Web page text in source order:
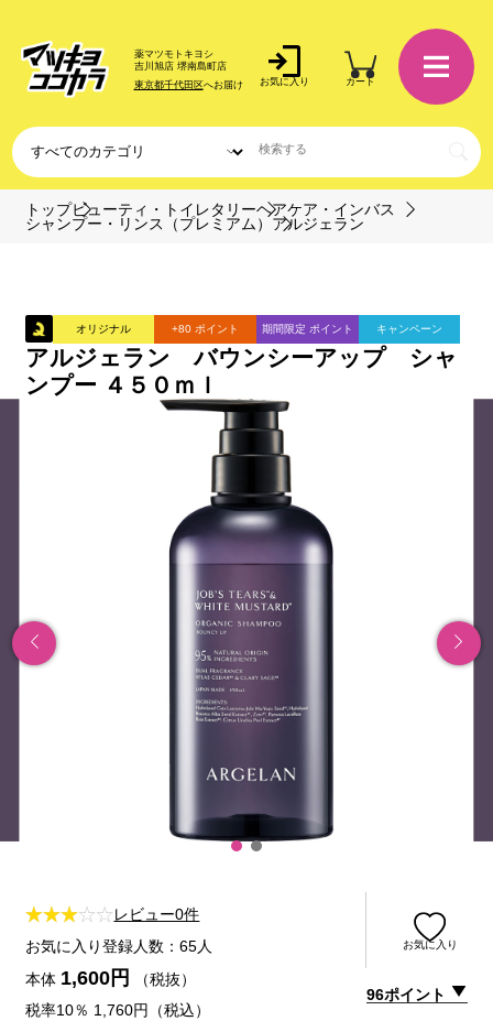
薬マツモトキヨシ
吉川旭店 堺南島町店
東京都千代田区へお届け お気に入り カート
トップビューティ・トイレタリーヘアケア・インバス
シャンプー・リンス（プレミアム） アルジェラン
オリジナル +80 ポイント 期間限定 ポイント キャンペーン
アルジェラン バウンシーアップ シャ
ンプー ４５０ｍｌ
レビュー0件
お気に入り登録人数：65人
お気に入り
本体 1,600円
（税抜）
税率10％ 1,760円（税込）
96ポイント